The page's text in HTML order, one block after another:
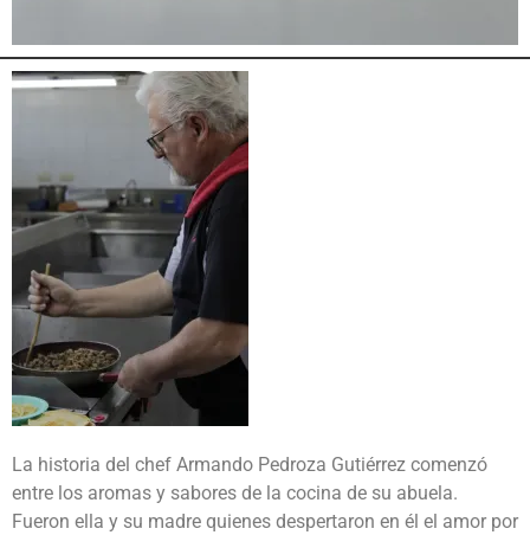
La historia del chef Armando Pedroza Gutiérrez comenzó
entre los aromas y sabores de la cocina de su abuela.
Fueron ella y su madre quienes despertaron en él el amor por